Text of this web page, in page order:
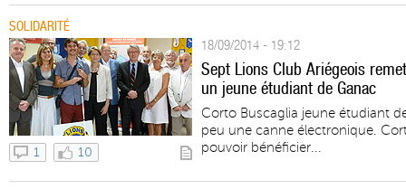
SOLIDARITÉ
1 10
18/09/2014 - 19:12
Sept Lions Club Ariégeois
un jeune étudiant de Ganac
Corto Buscaglia jeune étudiant
peu une canne électronique.
pouvoir bénéficier...